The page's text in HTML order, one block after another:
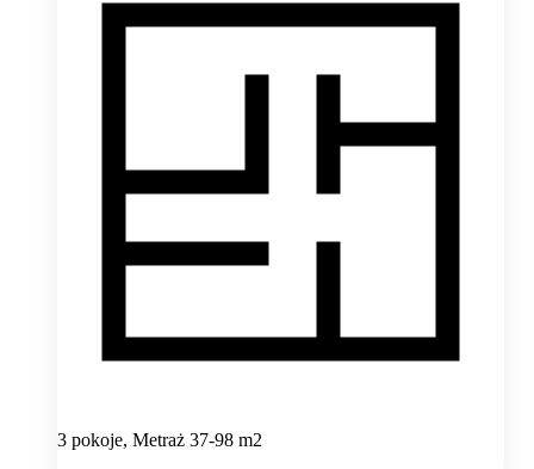
3 pokoje, Metraż 37-98 m2